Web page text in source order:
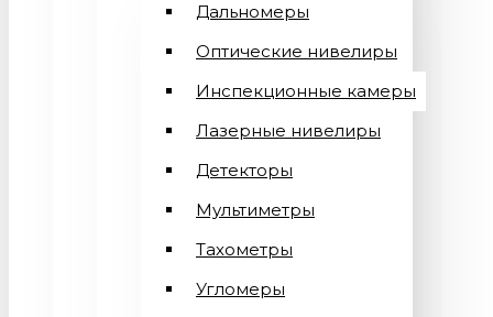
Дальномеры
Оптические нивелиры
Инспекционные камеры
Лазерные нивелиры
Детекторы
Мультиметры
Тахометры
Угломеры